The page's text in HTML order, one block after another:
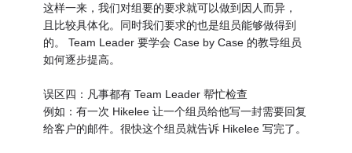
这样一来，我们对组要的要求就可以做到因人而异，
且比较具体化。同时我们要求的也是组员能够做得到
的。 Team Leader 要学会 Case by Case 的教导组员
如何逐步提高。
误区四：凡事都有 Team Leader 帮忙检查
例如：有一次 Hikelee 让一个组员给他写一封需要回复
给客户的邮件。很快这个组员就告诉 Hikelee 写完了。